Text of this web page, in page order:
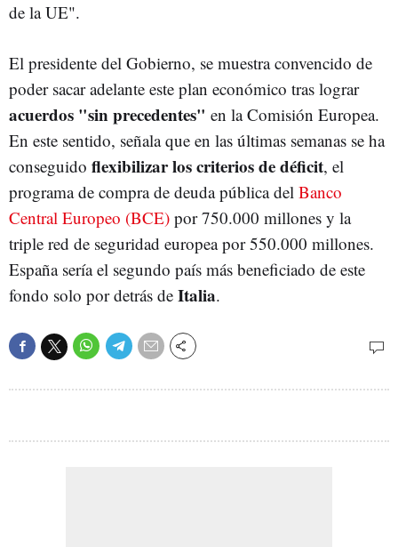
de la UE".
El presidente del Gobierno, se muestra convencido de
poder sacar adelante este plan económico tras lograr
acuerdos "sin precedentes" en la Comisión Europea.
En este sentido, señala que en las últimas semanas se ha
conseguido flexibilizar los criterios de déficit, el
programa de compra de deuda pública del Banco
Central Europeo (BCE) por 750.000 millones y la
triple red de seguridad europea por 550.000 millones.
España sería el segundo país más beneficiado de este
fondo solo por detrás de Italia.